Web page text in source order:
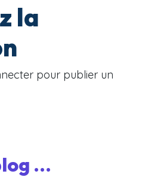
la
pour publier un
...